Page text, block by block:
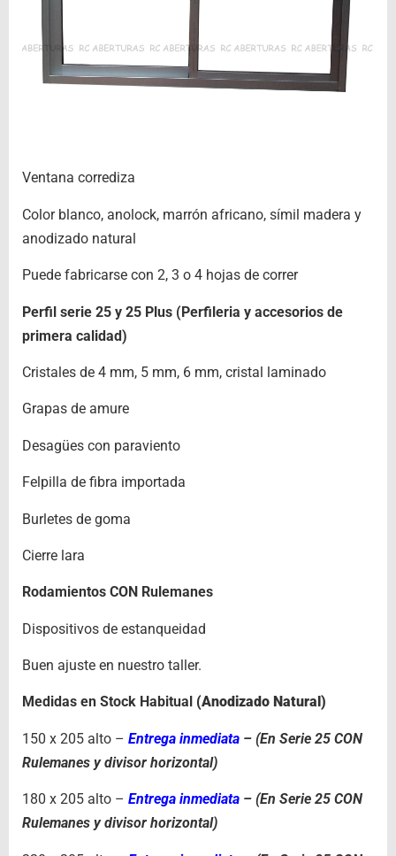
Ventana corrediza
Color blanco, anolock, marrón africano, símil madera y
anodizado natural
Puede fabricarse con 2, 3 o 4 hojas de correr
Perfil serie 25 y 25 Plus (Perfileria y accesorios de
primera calidad)
Cristales de 4 mm, 5 mm, 6 mm, cristal laminado
Grapas de amure
Desagües con paraviento
Felpilla de fibra importada
Burletes de goma
Cierre lara
Rodamientos CON Rulemanes
Dispositivos de estanqueidad
Buen ajuste en nuestro taller.
Medidas en Stock Habitual (Anodizado Natural)
150 x 205 alto – Entrega inmediata – (En Serie 25 CON
Rulemanes y divisor horizontal)
180 x 205 alto – Entrega inmediata – (En Serie 25 CON
Rulemanes y divisor horizontal)